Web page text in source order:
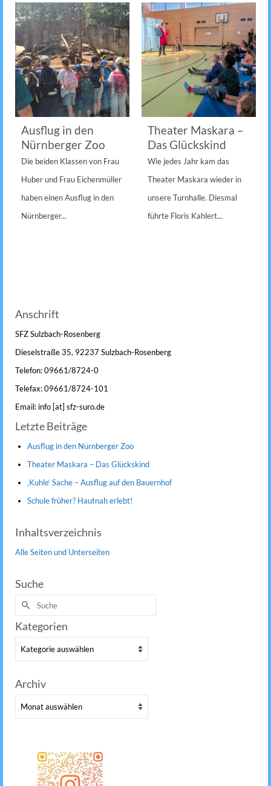
Ausflug in den
Nürnberger Zoo
Die beiden Klassen von Frau
Huber und Frau Eichenmüller
haben einen Ausflug in den
Nürnberger...
Theater Maskara –
Das Glückskind
Wie jedes Jahr kam das
Theater Maskara wieder in
unsere Turnhalle. Diesmal
führte Floris Kahlert...
Anschrift
SFZ Sulzbach-Rosenberg
Dieselstraße 35, 92237 Sulzbach-Rosenberg
Telefon: 09661/8724-0
Telefax: 09661/8724-101
Email: info [at] sfz-suro.de
Letzte Beiträge
Ausflug in den Nürnberger Zoo
Theater Maskara – Das Glückskind
‚Kuhle‘ Sache – Ausflug auf den Bauernhof
Schule früher? Hautnah erlebt!
Inhaltsverzeichnis
Alle Seiten und Unterseiten
Suche
Suche
nach:
Kategorien
Kategorien
Archiv
Archiv